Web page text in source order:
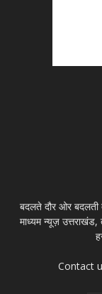
बदलते दौर ओर
माध्यम न्यूज़
Contact